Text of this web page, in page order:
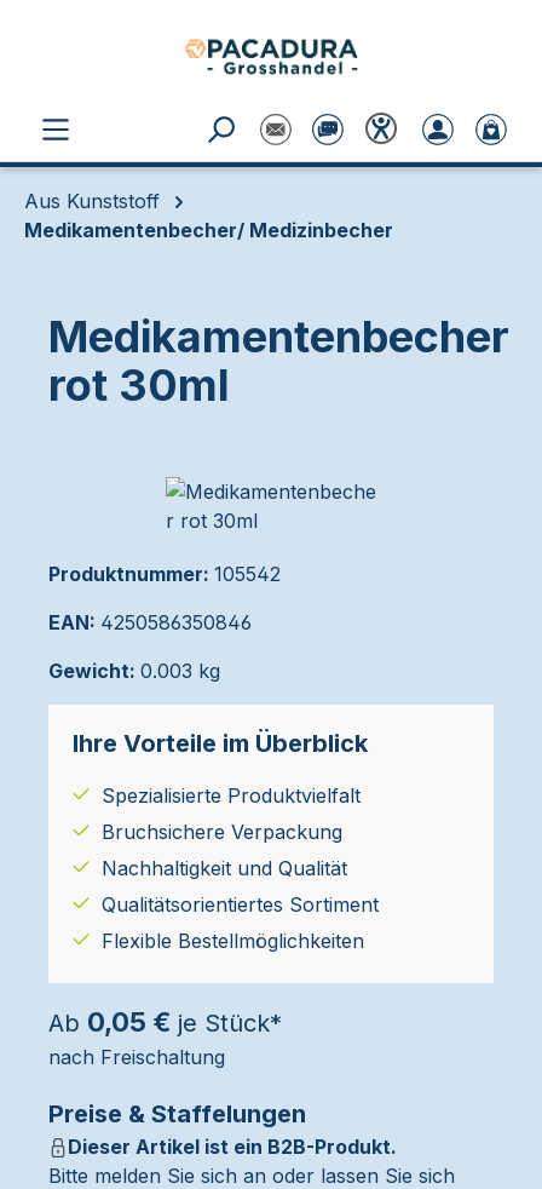
Aus Kunststoff
Medikamentenbecher/ Medizinbecher
Medikamentenbecher
rot 30ml
Produktnummer: 105542
EAN: 4250586350846
Gewicht: 0.003 kg
Ihre Vorteile im Überblick
Spezialisierte Produktvielfalt
Bruchsichere Verpackung
Nachhaltigkeit und Qualität
Qualitätsorientiertes Sortiment
Flexible Bestellmöglichkeiten
Ab 0,05 € je Stück*
nach Freischaltung
Preise & Staffelungen
Dieser Artikel ist ein B2B-Produkt.
Bitte melden Sie sich an oder lassen Sie sich